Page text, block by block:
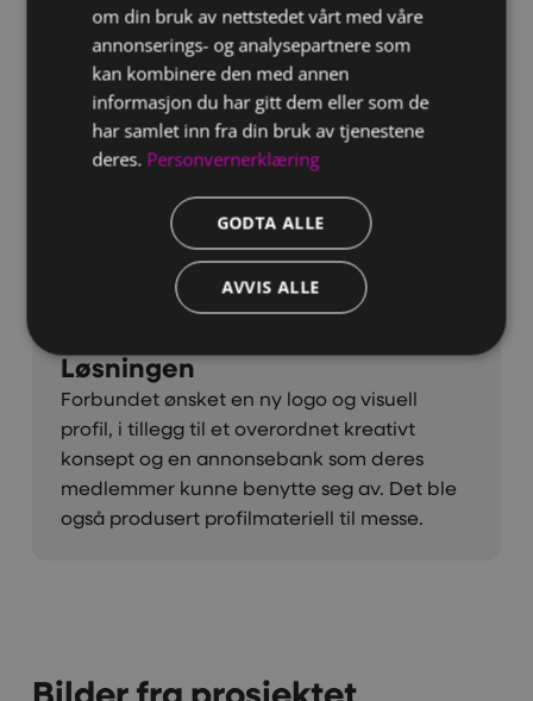
Utfordringen
En av forbundets viktigste oppgaver er å
fremme naprapatien i Norge, kjempe for
deres posisjon og rettigheter, og ivareta
naprapatiens interesser. Et av ønskene til
kunden var å fremme forbundet og få en
posisjon som et naturlig førstevalg for
kunder og andre samarbeidspartnere ved
behandling av muskel- og skjelettplager.
Løsningen
Forbundet ønsket en ny logo og visuell
profil, i tillegg til et overordnet kreativt
konsept og en annonsebank som deres
medlemmer kunne benytte seg av. Det ble
også produsert profilmateriell til messe.
om din bruk av nettstedet vårt med våre
annonserings- og analysepartnere som
kan kombinere den med annen
informasjon du har gitt dem eller som de
har samlet inn fra din bruk av tjenestene
deres. Personvernerklæring
GODTA ALLE
AVVIS ALLE